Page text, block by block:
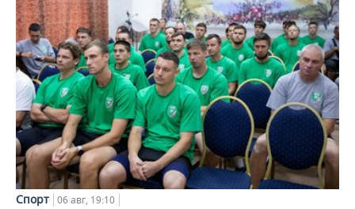
Спорт 06 авг, 19:10